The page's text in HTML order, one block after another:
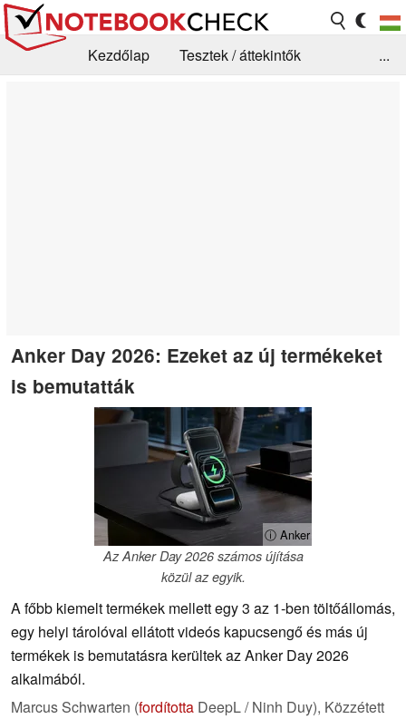
Kezdőlap
Tesztek / áttekintők
...
Anker Day 2026: Ezeket az új termékeket
is bemutatták
ⓘ Anker
Az Anker Day 2026 számos újítása
közül az egyik.
A főbb kiemelt termékek mellett egy 3 az 1-ben töltőállomás,
egy helyi tárolóval ellátott videós kapucsengő és más új
termékek is bemutatásra kerültek az Anker Day 2026
alkalmából.
Marcus Schwarten (fordította DeepL / Ninh Duy), Közzétett